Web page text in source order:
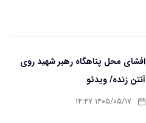
افشای محل پناهگاه‌ رهبر شهید روی
آنتن زنده/ ویدئو
۱۴۰۵/۰۵/۱۷ ۱۴:۴۷